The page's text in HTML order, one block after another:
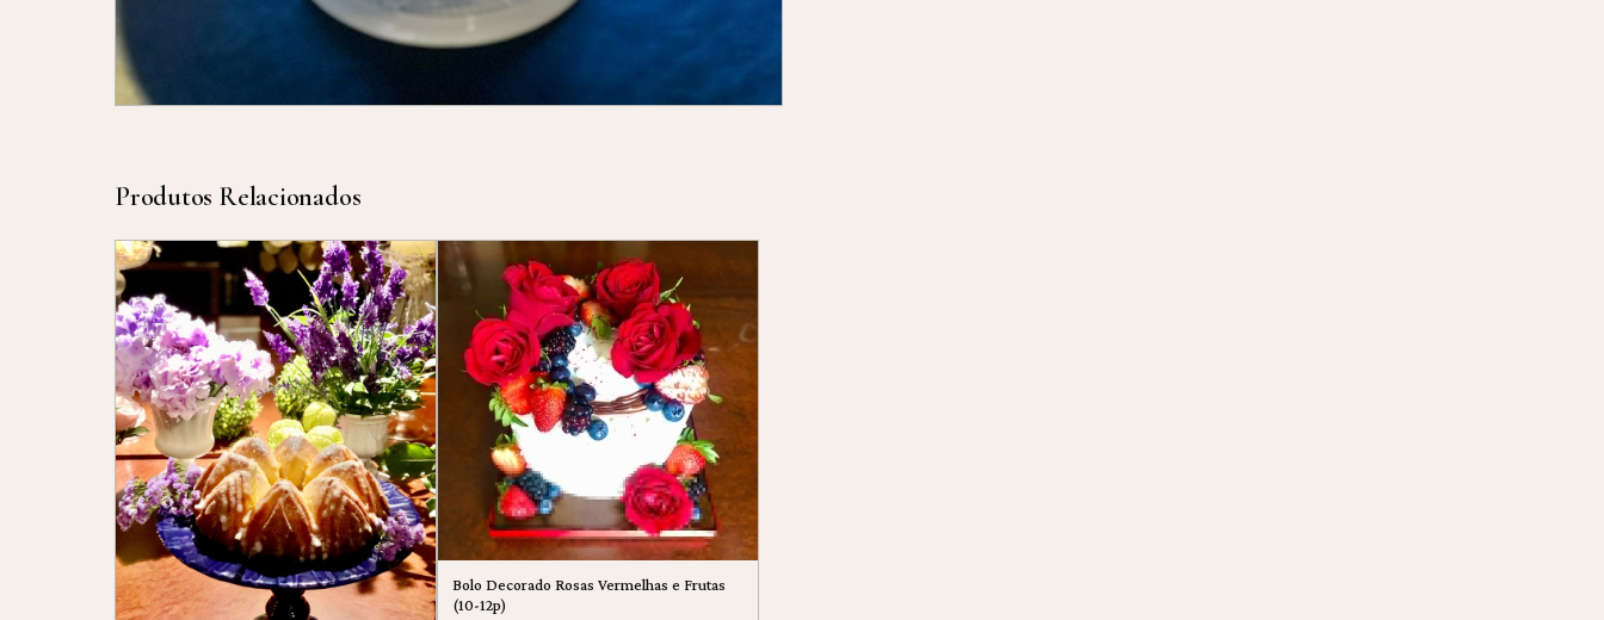
Produtos Relacionados
Bolo Decorado Rosas Vermelhas e Frutas
(10-12p)